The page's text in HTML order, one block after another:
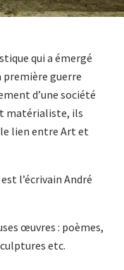
qui a émergé
première guerre
d’une société
matérialiste, ils
lien entre Art et
l’écrivain André
œuvres : poèmes,
etc.